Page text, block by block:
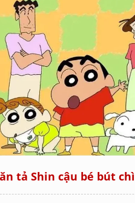
tả Shin cậu bé bút chì